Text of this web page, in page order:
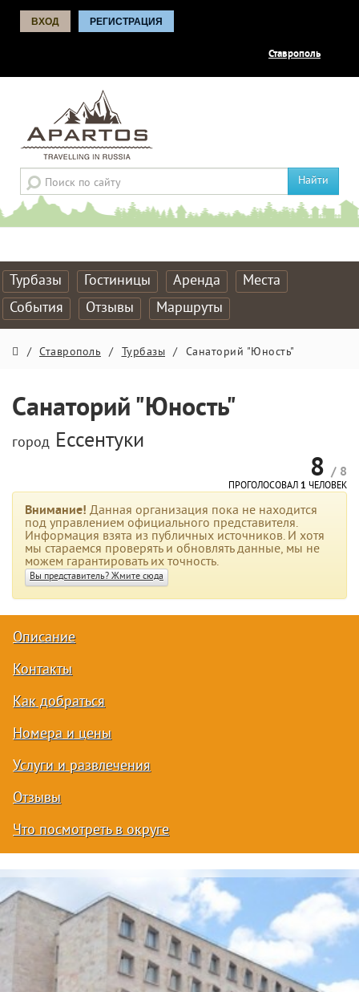
ВХОД РЕГИСТРАЦИЯ
Ставрополь
Найти
Турбазы Гостиницы Аренда
Места
События
Отзывы Маршруты
/ Ставрополь / Турбазы / Санаторий "Юность"
Санаторий "Юность"
город Ессентуки
8 / 8
ПРОГОЛОСОВАЛ 1 ЧЕЛОВЕК
Внимание! Данная организация пока не находится
под управлением официального представителя.
Информация взята из публичных источников. И хотя
мы стараемся проверять и обновлять данные, мы не
можем гарантировать их точность.
Вы представитель? Жмите сюда
Описание
Контакты
Как добраться
Номера и цены
Услуги и развлечения
Отзывы
Что посмотреть в округе